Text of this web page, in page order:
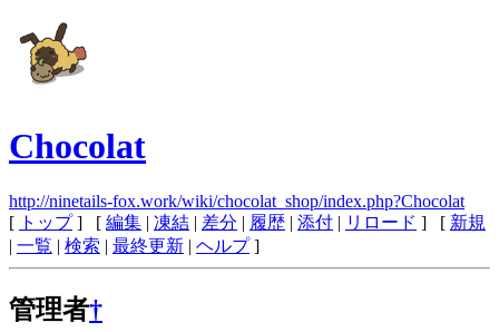
Chocolat
http://ninetails-fox.work/wiki/chocolat_shop/index.php?Chocolat
[ トップ] [ 編集 | 凍結 | 差分 | 履歴 | 添付 | リロード ] [ 新規
| 一覧 | 検索 | 最終更新 | ヘルプ]
管理者†